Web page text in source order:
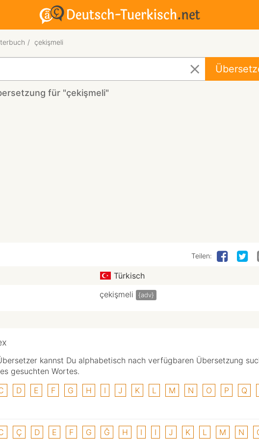
çekişmeli
für "çekişmeli"
Teilen:
Türkisch
çekişmeli {adv}
kannst Du alphabetisch nach verfügbaren Übersetzung
gesuchten Wortes.
D E F G H I J K L M N O P Q
Ç D E F G Ğ H I I J K L M N